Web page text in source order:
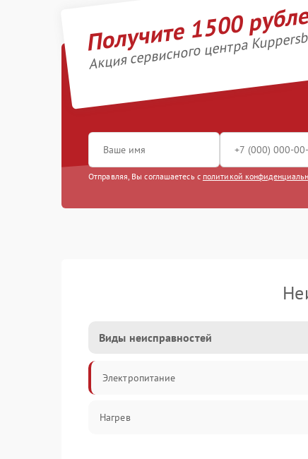
Получите 1500
Акция сервисного центра
Отправляя, Вы соглашаетесь с политикой
Виды неисправностей
Электропитание
Нагрев